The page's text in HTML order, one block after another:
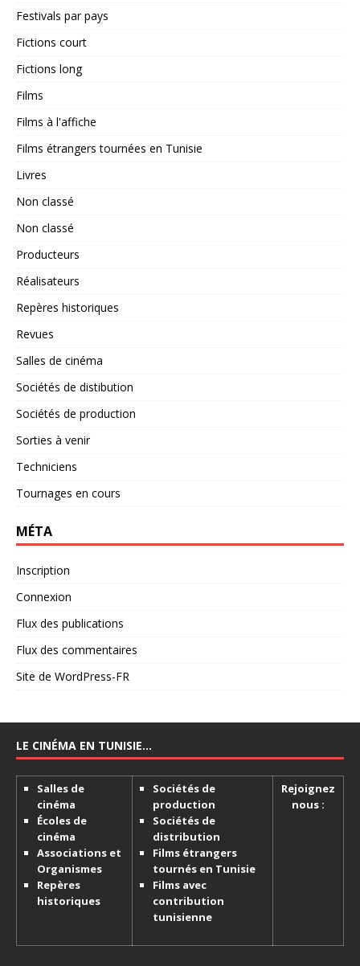
Festivals par pays
Fictions court
Fictions long
Films
Films à l'affiche
Films étrangers tournées en Tunisie
Livres
Non classé
Non classé
Producteurs
Réalisateurs
Repères historiques
Revues
Salles de cinéma
Sociétés de distibution
Sociétés de production
Sorties à venir
Techniciens
Tournages en cours
MÉTA
Inscription
Connexion
Flux des publications
Flux des commentaires
Site de WordPress-FR
LE CINÉMA EN TUNISIE…
Salles de
cinéma
Écoles de
cinéma
Associations et
Organismes
Repères
historiques
Sociétés de
production
Sociétés de
distribution
Films étrangers
tournés en Tunisie
Films avec
contribution
tunisienne
Rejoignez
nous :